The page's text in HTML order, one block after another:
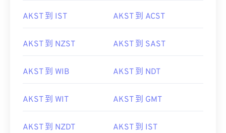
AKST 到 IST AKST 到 ACST
AKST 到 NZST AKST 到 SAST
AKST 到 WIB AKST 到 NDT
AKST 到 WIT AKST 到 GMT
AKST 到 NZDT AKST 到 IST